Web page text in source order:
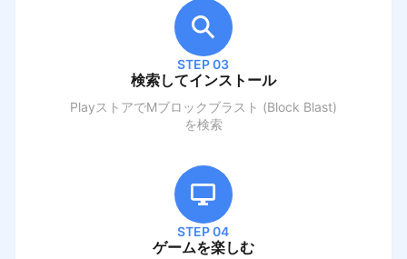
STEP 03
検索してインストール
PlayストアでMブロックブラスト (Block Blast)
を検索
STEP 04
ゲームを楽しむ